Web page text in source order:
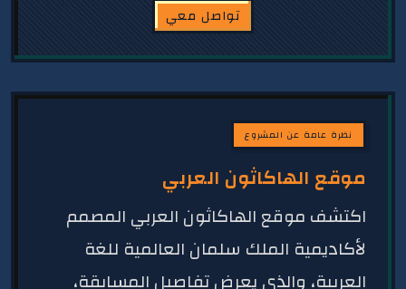
تواصل معي
نظرة عامة عن المشروع
موقع الهاكاثون العربي
اكتشف موقع الهاكاثون العربي المصمم
لأكاديمية الملك سلمان العالمية للغة
العربية، والذي يعرض تفاصيل المسابقة،